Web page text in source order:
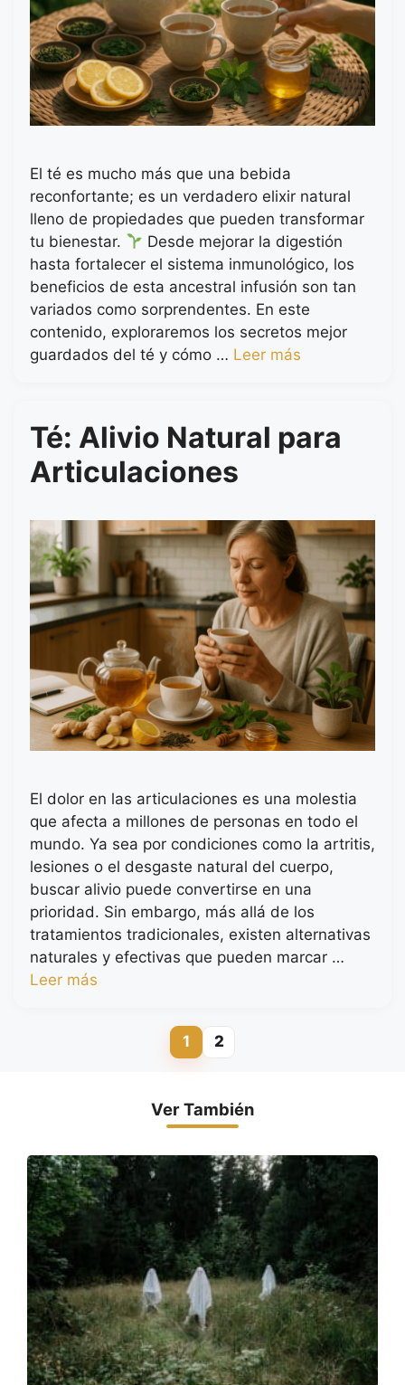
El té es mucho más que una bebida
reconfortante; es un verdadero elixir natural
lleno de propiedades que pueden transformar
tu bienestar.
Desde mejorar la digestión
hasta fortalecer el sistema inmunológico, los
beneficios de esta ancestral infusión son tan
variados como sorprendentes. En este
contenido, exploraremos los secretos mejor
guardados del té y cómo … Leer más
Té: Alivio Natural para
Articulaciones
El dolor en las articulaciones es una molestia
que afecta a millones de personas en todo el
mundo. Ya sea por condiciones como la artritis,
lesiones o el desgaste natural del cuerpo,
buscar alivio puede convertirse en una
prioridad. Sin embargo, más allá de los
tratamientos tradicionales, existen alternativas
naturales y efectivas que pueden marcar …
Leer más
Página
1 Página
2
Ver También